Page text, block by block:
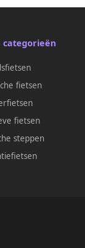
categorieën
fietsen
fietsen
steppen